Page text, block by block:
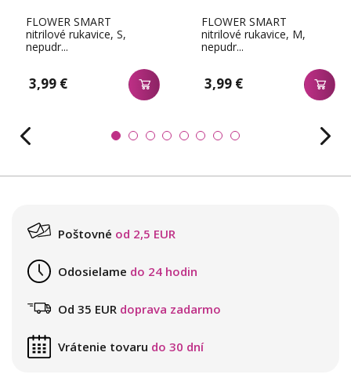
FLOWER SMART
nitrilové rukavice, S,
nepudr...
3,99 €
FLOWER SMART
nitrilové rukavice, M,
nepudr...
3,99 €
Poštovné od 2,5 EUR
Odosielame do 24 hodin
Od 35 EUR doprava zadarmo
Vrátenie tovaru do 30 dní